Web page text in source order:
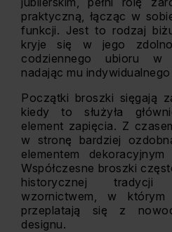
praktyczną, łącząc w
funkcji. Jest to rodzaj
kryje się w jego
codziennego ubioru w
nadając mu
Początki broszki sięgają
kiedy to służyła
element zapięcia. Z
w stronę bardziej
elementem
Współczesne broszki
historycznej
wzornictwem, w którym
przeplatają się z
designu.